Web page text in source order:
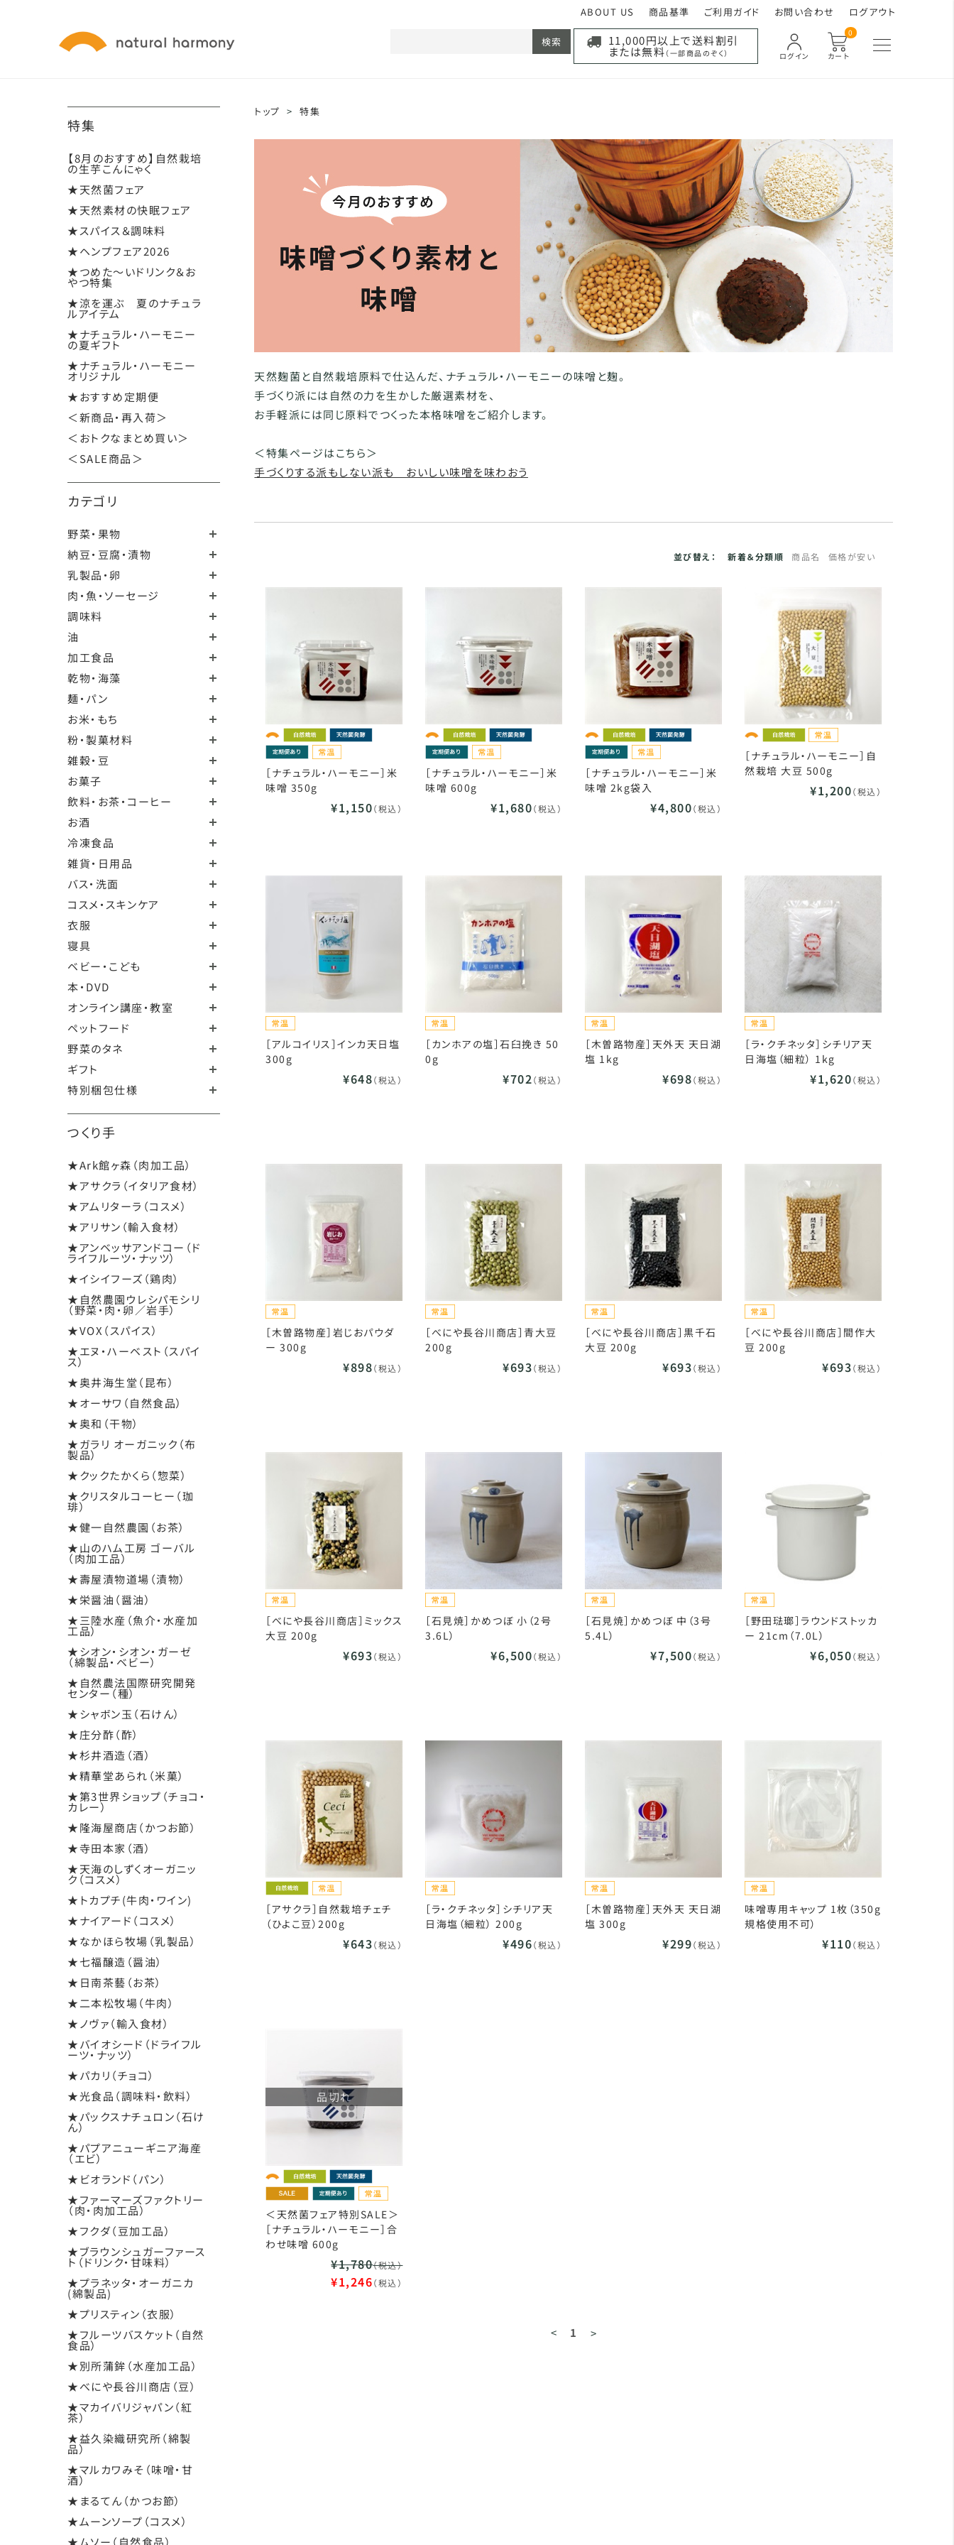
ABOUT US 商品基準 ご利用ガイド お問い合わせ ログアウト
カート
0
ログイン
11,000円以上で送料割引
または無料 （一部商品のぞく）
検索
特集
【8月のおすすめ】自然栽培
の生芋こんにゃく
★天然菌フェア
★天然素材の快眠フェア
★スパイス＆調味料
★ヘンプフェア2026
★つめた～いドリンク＆お
やつ特集
★涼を運ぶ 夏のナチュラ
ルアイテム
★ナチュラル・ハーモニー
の夏ギフト
★ナチュラル・ハーモニー
オリジナル
★おすすめ定期便
＜新商品・再入荷＞
＜おトクなまとめ買い＞
＜SALE商品＞
カテゴリ
野菜・果物
納豆・豆腐・漬物
乳製品・卵
肉・魚・ソーセージ
調味料
油
加工食品
乾物・海藻
麺・パン
お米・もち
粉・製菓材料
雑穀・豆
お菓子
飲料・お茶・コーヒー
お酒
冷凍食品
雑貨・日用品
バス・洗面
コスメ・スキンケア
衣服
寝具
ベビー・こども
本・DVD
オンライン講座・教室
ペットフード
野菜のタネ
ギフト
特別梱包仕様
つくり手
★Ark館ヶ森（肉加工品）
★アサクラ（イタリア食材）
★アムリターラ（コスメ）
★アリサン（輸入食材）
★アンベッサアンドコー（ド
ライフルーツ・ナッツ）
★イシイフーズ（鶏肉）
★自然農園ウレシパモシリ
（野菜・肉・卵／岩手）
★VOX（スパイス）
★エヌ・ハーベスト（スパイ
ス）
★奥井海生堂（昆布）
★オーサワ（自然食品）
★奥和（干物）
★ガラリ オーガニック（布
製品）
★クックたかくら（惣菜）
★クリスタルコーヒー（珈
琲）
★健一自然農園（お茶）
★山のハム工房 ゴーバル
（肉加工品）
★壽屋漬物道場（漬物）
★栄醤油（醤油）
★三陸水産（魚介・水産加
工品）
★シオン・シオン・ガーゼ
（綿製品・ベビー）
★自然農法国際研究開発
センター（種）
★シャボン玉（石けん）
★庄分酢（酢）
★杉井酒造（酒）
★精華堂あられ（米菓）
★第3世界ショップ（チョコ・
カレー）
★隆海屋商店（かつお節）
★寺田本家（酒）
★天海のしずくオーガニッ
ク（コスメ）
★トカプチ(牛肉・ワイン)
★ナイアード（コスメ）
★なかほら牧場（乳製品）
★七福醸造（醤油）
★日南茶藝（お茶）
★二本松牧場（牛肉）
★ノヴァ（輸入食材）
★バイオシード（ドライフル
ーツ・ナッツ）
★パカリ（チョコ）
★光食品（調味料・飲料）
★パックスナチュロン（石け
ん）
★パプアニューギニア海産
（エビ）
★ビオランド（パン）
★ファーマーズファクトリー
（肉・肉加工品）
★フクダ（豆加工品）
★ブラウンシュガーファース
ト（ドリンク・甘味料）
★プラネッタ・オーガニカ
(綿製品)
★プリスティン（衣服）
★フルーツバスケット（自然
食品）
★別所蒲鉾（水産加工品）
★べにや長谷川商店（豆）
★マカイバリジャパン（紅
茶）
★益久染織研究所（綿製
品）
★マルカワみそ（味噌・甘
酒）
★まるてん（かつお節）
★ムーンソープ（コスメ）
★ムソー（自然食品）
トップ > 特集
天然麹菌と自然栽培原料で仕込んだ、ナチュラル・ハーモニーの味噌と麹。
手づくり派には自然の力を生かした厳選素材を、
お手軽派には同じ原料でつくった本格味噌をご紹介します。
＜特集ページはこちら＞
手づくりする派もしない派も おいしい味噌を味わおう
並び替え： 新着＆分類順 商品名 価格が安い
［ナチュラル・ハーモニー］米
味噌 350g
¥1,150（税込）
［ナチュラル・ハーモニー］米
味噌 600g
¥1,680（税込）
［ナチュラル・ハーモニー］米
味噌 2kg袋入
¥4,800（税込）
［ナチュラル・ハーモニー］自
然栽培 大豆 500g
¥1,200（税込）
［アルコイリス］インカ天日塩
300g
¥648（税込）
［カンホアの塩］石臼挽き 50
0g
¥702（税込）
［木曽路物産］天外天 天日湖
塩 1kg
¥698（税込）
［ラ・クチネッタ］シチリア天
日海塩（細粒） 1kg
¥1,620（税込）
［木曽路物産］岩じおパウダ
ー 300g
¥898（税込）
［べにや長谷川商店］青大豆
200g
¥693（税込）
［べにや長谷川商店］黒千石
大豆 200g
¥693（税込）
［べにや長谷川商店］間作大
豆 200g
¥693（税込）
［べにや長谷川商店］ミックス
大豆 200g
¥693（税込）
［石見焼］かめつぼ 小（2号
3.6L）
¥6,500（税込）
［石見焼］かめつぼ 中（3号
5.4L）
¥7,500（税込）
［野田琺瑯］ラウンドストッカ
ー 21cm（7.0L）
¥6,050（税込）
［アサクラ］自然栽培チェチ
（ひよこ豆）200g
¥643（税込）
［ラ・クチネッタ］シチリア天
日海塩（細粒） 200g
¥496（税込）
［木曽路物産］天外天 天日湖
塩 300g
¥299（税込）
味噌専用キャップ 1枚（350g
規格使用不可）
¥110（税込）
品切れ
＜天然菌フェア特別SALE＞
［ナチュラル・ハーモニー］合
わせ味噌 600g
¥1,780（税込）
¥1,246（税込）
< 1 >